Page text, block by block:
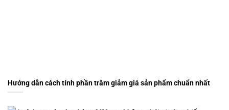
Hướng dẫn cách tính phần trăm giảm giá sản phẩm chuẩn nhất